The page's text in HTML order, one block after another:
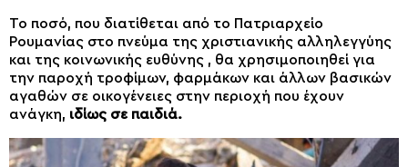
Το ποσό, που διατίθεται από το Πατριαρχείο
Ρουμανίας στο πνεύμα της χριστιανικής αλληλεγγύης
και της κοινωνικής ευθύνης , θα χρησιμοποιηθεί για
την παροχή τροφίμων, φαρμάκων και άλλων βασικών
αγαθών σε οικογένειες στην περιοχή που έχουν
ανάγκη, ιδίως σε παιδιά.